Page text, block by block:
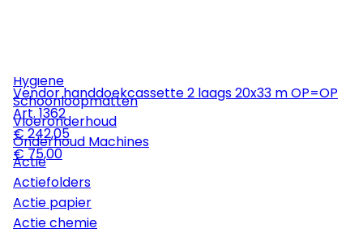
Hygiëne
Schoonloopmatten
Vloeronderhoud
Onderhoud Machines
Actie
Actiefolders
Actie papier
Actie chemie
Vendor handdoekcassette 2 laags 20x33 m OP=OP
Art.1362
€ 242,05
€ 75,00